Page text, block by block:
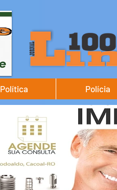
Política Polícia